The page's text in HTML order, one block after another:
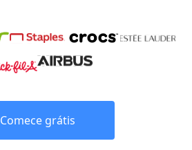
Comece grátis